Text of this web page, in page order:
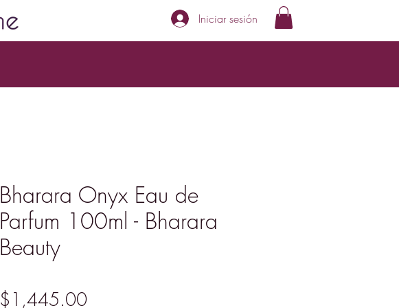
Iniciar sesión
Bharara Onyx Eau de
Parfum 100ml - Bharara
Beauty
$1,445.00Precio